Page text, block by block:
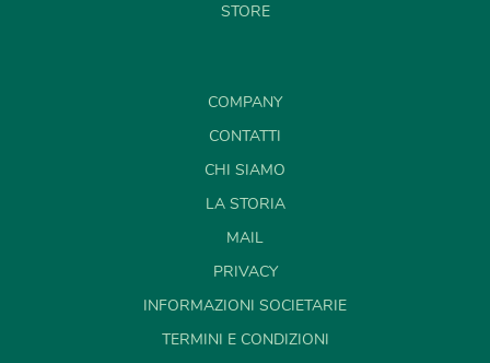
STORE
COMPANY
CONTATTI
CHI SIAMO
LA STORIA
MAIL
PRIVACY
INFORMAZIONI SOCIETARIE
TERMINI E CONDIZIONI